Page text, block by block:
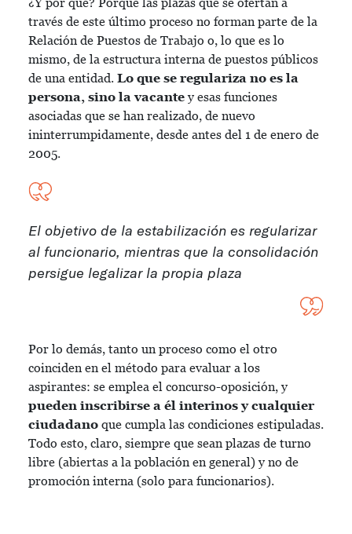
través de este último proceso no forman parte de la
Relación de Puestos de Trabajo o, lo que es lo
mismo, de la estructura interna de puestos públicos
de una entidad. Lo que se regulariza no es la
persona, sino la vacantey esas funciones
asociadas que se han realizado, de nuevo
ininterrumpidamente, desde antes del 1 de enero de
2005.
El objetivo de la estabilización es regularizar
al funcionario, mientras que la consolidación
persigue legalizar la propia plaza
Por lo demás, tanto un proceso como el otro
coinciden en el método para evaluar a los
aspirantes: se emplea el concurso-oposición, y
pueden inscribirse a él interinos y cualquier
ciudadano que cumpla las condiciones estipuladas.
Todo esto, claro, siempre que sean plazas de turno
libre (abiertas a la población en general) y no de
promoción interna (solo para funcionarios).